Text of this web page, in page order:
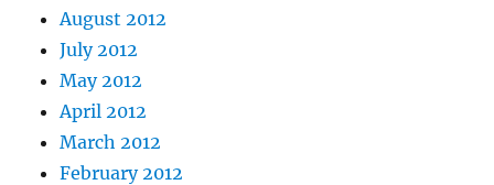
August 2012
July 2012
May 2012
April 2012
March 2012
February 2012